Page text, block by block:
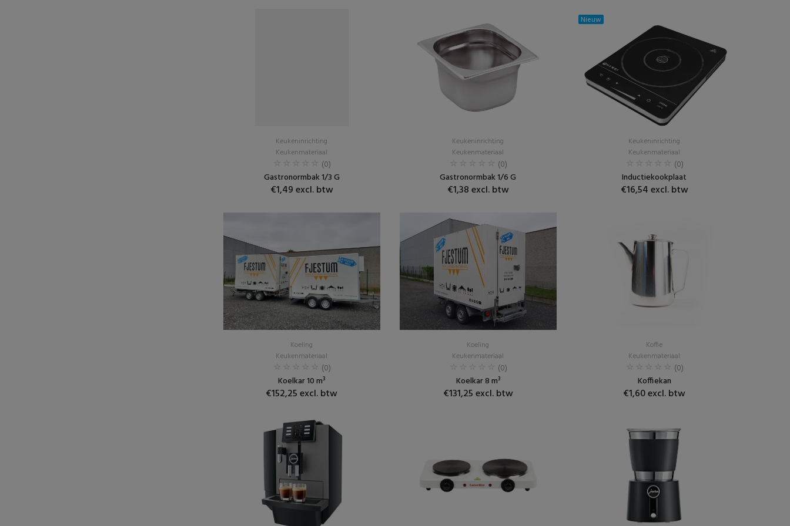
Keukeninrichting
Keukenmateriaal
(0)
Gastronormbak 1/3 G
€1,49 excl. btw
Keukeninrichting
Keukenmateriaal
(0)
Gastronormbak 1/6 G
€1,38 excl. btw
Nieuw
Keukeninrichting
Keukenmateriaal
(0)
Inductiekookplaat
€16,54 excl. btw
Koeling
Keukenmateriaal
(0)
Koelkar 10 m³
€152,25 excl. btw
Koeling
Keukenmateriaal
(0)
Koelkar 8 m³
€131,25 excl. btw
Koffie
Keukenmateriaal
(0)
Koffiekan
€1,60 excl. btw